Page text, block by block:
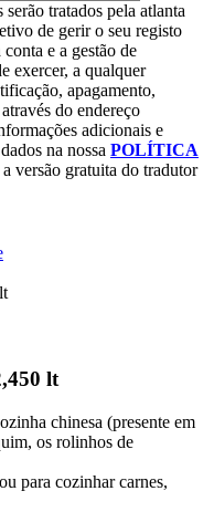
tratados pela atlanta
de gerir o seu registo
e a gestão de
exercer, a qualquer
apagamento,
do endereço
adicionais e
na nossa POLÍTICA
versão gratuita do tradutor
lt
chinesa (presente em
os rolinhos de
para cozinhar carnes,